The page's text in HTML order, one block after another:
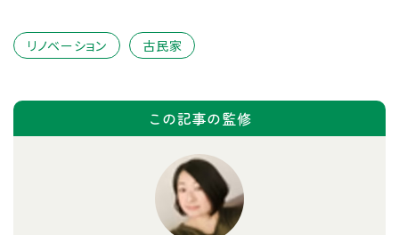
リノベーション 古民家
この記事の監修